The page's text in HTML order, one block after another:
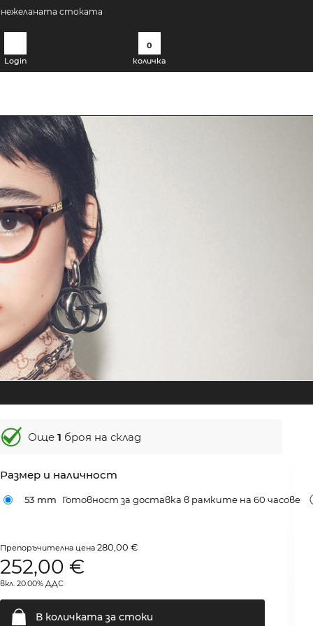
нежеланата стоката
Login
0
количка
Още1 броя на склад
Размер и наличност
53 mm Готовност за доставка в рамките на 60 часове
Препоръчителна цена280,00 €
252,00 €
вкл. 20.00% ДДС
В количката за стоки